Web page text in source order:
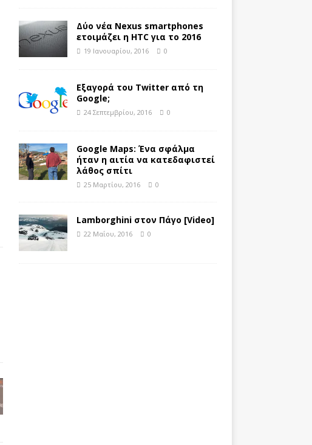
Δύο νέα Nexus smartphones
ετοιμάζει η HTC για το 2016
19 Ιανουαρίου, 2016 0
Εξαγορά του Twitter από τη
Google;
24 Σεπτεμβρίου, 2016 0
Google Maps: Ένα σφάλμα
ήταν η αιτία να κατεδαφιστεί
λάθος σπίτι
25 Μαρτίου, 2016 0
Lamborghini στον Πάγο [Video]
22 Μαΐου, 2016 0